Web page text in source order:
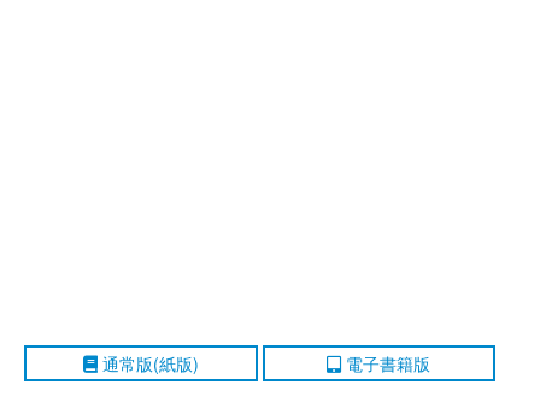
通常版(紙版) 電子書籍版